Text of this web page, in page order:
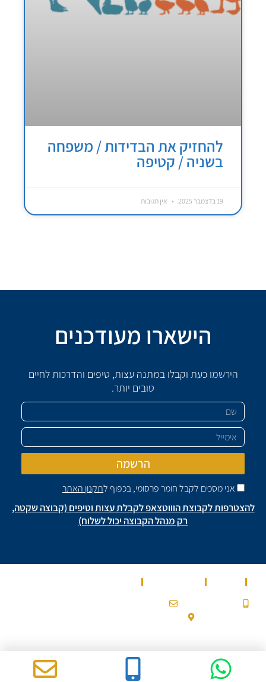
להחזיק את הבדידות / משפחה
בשניה / קטיפה
19 בדצמבר 2025 אין תגובות
הישארו מעודכנים
הירשמו כעת וקבלו במתנה עצות, טיפים והדרכות לחיים
טובים יותר.
שם
אימייל
אני מסכים לקבל חומר פרסומי, בכפוף לתקנון האתר
הרשמה
להצטרפות לקבוצת הוווטצאפ לקבלת עצות וטיפים (קבוצה שקטה,
רק מנהל הקבוצה יכול לשלוח)